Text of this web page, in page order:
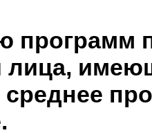
программ
лица,